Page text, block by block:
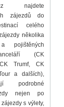
najdete
zájezdů do
celého
několika
pojištěných
(CK
CK Trumf, CK
a dalších),
podrobné
nejen po
s výlety,